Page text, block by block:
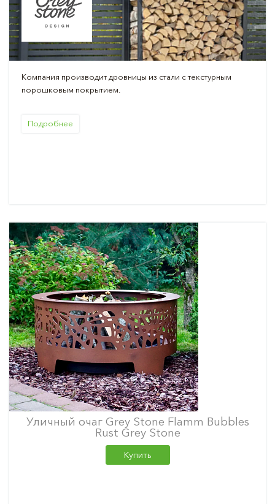
Компания производит дровницы из стали с текстурным
порошковым покрытием.
Подробнее
Уличный очаг Grey Stone Flamm Bubbles
Rust Grey Stone
Купить